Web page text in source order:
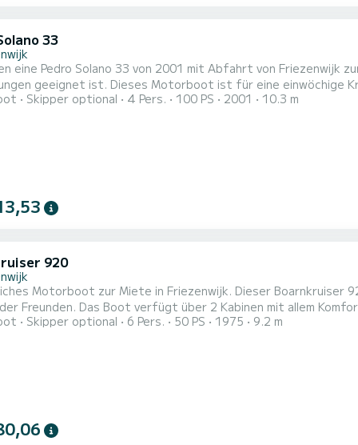
33
eine Pedro Solano 33 von 2001 mit Abfahrt von
geeignet ist. Dieses Motorboot ist für eine einwöchige
über 2 Kabinen mit allem Komfort und einer Kapazität von
Skipper optional 4 Pers. 100 PS 2001 10.3 m
920
Motorboot zur Miete in Friezenwijk. Dieser Boarnkruiser
mit allem Komfort und einer Kapazität von 6 Personen Menschen. Mit einer
von 9 Metern ist es Ihr bester Verbündeter für einen
Skipper optional 6 Pers. 50 PS 1975 9.2 m